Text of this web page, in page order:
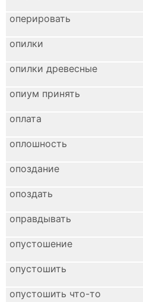
оперировать
опилки
опилки древесные
опиум принять
оплата
оплошность
опоздание
опоздать
оправдывать
опустошение
опустошить
опустошить что-то